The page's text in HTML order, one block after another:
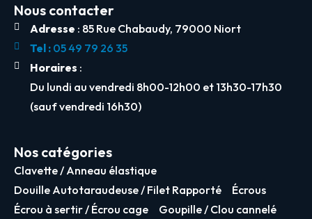
Nous contacter
Adresse : 85 Rue Chabaudy, 79000 Niort
Tel :05 49 79 26 35
Horaires :
Du lundi au vendredi 8h00-12h00 et 13h30-17h30
(sauf vendredi 16h30)
Nos catégories
Clavette / Anneau élastique
Douille Autotaraudeuse / Filet Rapporté
Écrous
Écrou à sertir / Écrou cage
Goupille / Clou cannelé